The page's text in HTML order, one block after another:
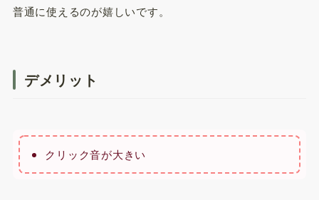
普通に使えるのが嬉しいです。
デメリット
クリック音が大きい